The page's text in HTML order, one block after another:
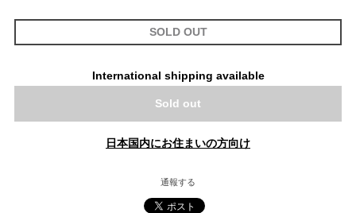
SOLD OUT
International shipping available
Sold out
日本国内にお住まいの方向け
通報する